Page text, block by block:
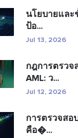
นโยบายแล
ป้อ...
Jul 13, 2026
กฎการตรวจ
AML: ว...
Jul 12, 2026
การตรวจสอ
คือ�...